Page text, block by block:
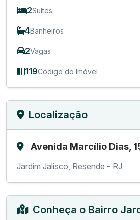
2Suítes
4Banheiros
2Vagas
119Código do Imóvel
Localização
Avenida Marcílio Dias,
Jardim Jalisco, Resende - RJ
Conheça o Bairro